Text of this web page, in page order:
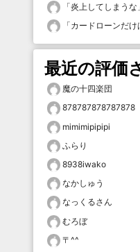
「炎上してしまうな
「カードローンだけ
最近の評価
魔の十四楽団
878787878787878
mimimipipipi
ふらり
8938iwako
なかしゅう
なっくるさん
むろぼ
〒^^